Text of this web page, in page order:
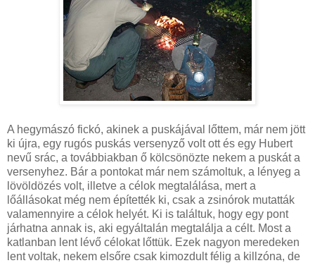
A hegymászó fickó, akinek a puskájával lőttem, már nem jött
ki újra, egy rugós puskás versenyző volt ott és egy Hubert
nevű srác, a továbbiakban ő kölcsönözte nekem a puskát a
versenyhez. Bár a pontokat már nem számoltuk, a lényeg a
lövöldözés volt, illetve a célok megtalálása, mert a
lőállásokat még nem építették ki, csak a zsinórok mutatták
valamennyire a célok helyét. Ki is találtuk, hogy egy pont
járhatna annak is, aki egyáltalán megtalálja a célt. Most a
katlanban lent lévő célokat lőttük. Ezek nagyon meredeken
lent voltak, nekem elsőre csak kimozdult félig a killzóna, de